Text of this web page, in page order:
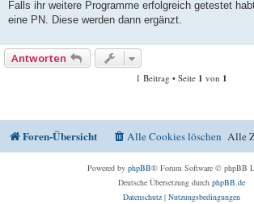
Falls ihr weitere Programme erfolgreich getestet
eine PN. Diese werden dann ergänzt.
Antworten
1 Beitrag • Seite 1 von 1
Foren-Übersicht Alle
Alle Cookies löschen
Powered by phpBB® Forum Software © phpBB
Deutsche Übersetzung durch phpBB.de
Datenschutz| Nutzungsbedingungen